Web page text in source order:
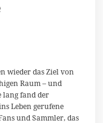
wieder das Ziel von
Raum – und
lang fand der
Leben gerufene
und Sammler, das